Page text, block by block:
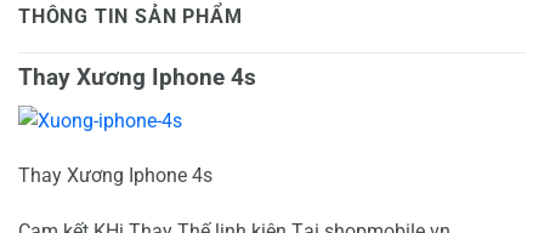
THÔNG TIN SẢN PHẨM
Thay Xương Iphone 4s
Thay Xương Iphone 4s